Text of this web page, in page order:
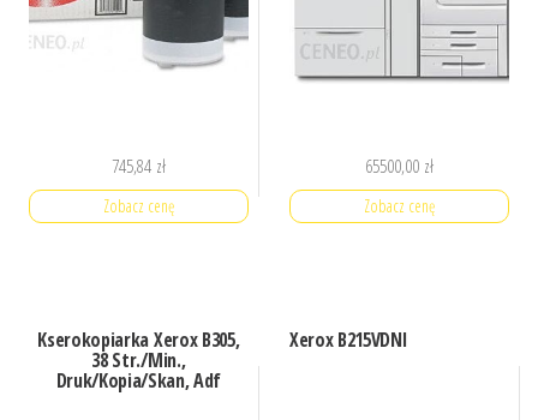
745,84 zł
Zobacz cenę
65500,00 zł
Zobacz cenę
Kserokopiarka Xerox B305,
38 Str./Min.,
Druk/Kopia/Skan, Adf
Xerox B215VDNI